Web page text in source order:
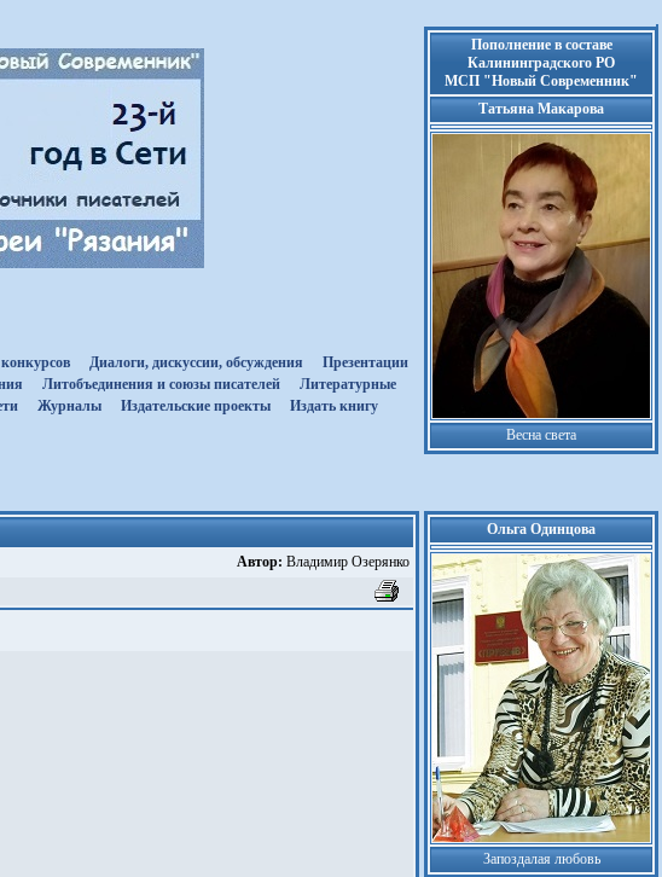
Диалоги, дискуссии, обсуждения
Презентации
Литобъединения и союзы писателей
Литературные
Журналы Издательские проекты Издать книгу
Пополнение в составе
Калининградского РО
МСП "Новый Современник"
Татьяна Макарова
Весна света
Автор: Владимир Озерянко
Ольга Одинцова
Запоздалая любовь